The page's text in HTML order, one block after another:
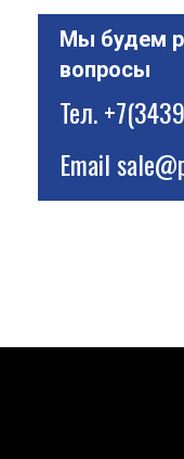
Мы будем
вопросы
Тел.
Email